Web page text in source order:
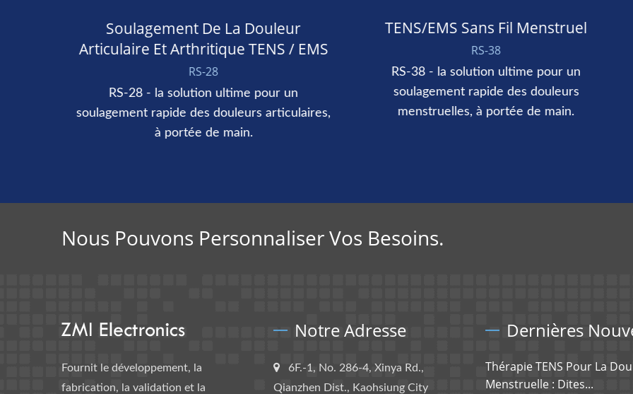
Soulagement De La Douleur
Articulaire Et Arthritique TENS / EMS
RS-28
RS-28 - la solution ultime pour un
soulagement rapide des douleurs articulaires,
à portée de main.
TENS/EMS Sans Fil Menstruel
RS-38
RS-38 - la solution ultime pour un
soulagement rapide des douleurs
menstruelles, à portée de main.
Nous Pouvons Personnaliser Vos Besoins.
Fournit le développement, la
fabrication, la validation et la
Notre Adresse
6F.-1, No. 286-4, Xinya Rd.,
Qianzhen Dist., Kaohsiung City
Dernières
Thérapie TENS Pour La
Menstruelle : Dites...